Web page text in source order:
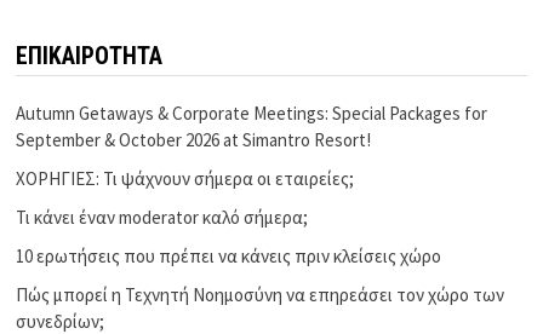
ΕΠΙΚΑΙΡΟΤΗΤΑ
Autumn Getaways & Corporate Meetings: Special Packages for
September & October 2026 at Simantro Resort!
ΧΟΡΗΓΙΕΣ: Τι ψάχνουν σήμερα οι εταιρείες;
Τι κάνει έναν moderator καλό σήμερα;
10 ερωτήσεις που πρέπει να κάνεις πριν κλείσεις χώρο
Πώς μπορεί η Τεχνητή Νοημοσύνη να επηρεάσει τον χώρο των
συνεδρίων;